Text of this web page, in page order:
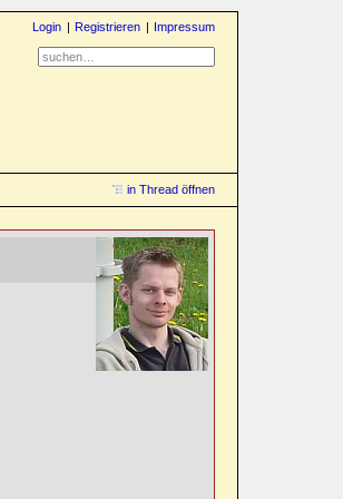
Login Registrieren Impressum
in Thread öffnen